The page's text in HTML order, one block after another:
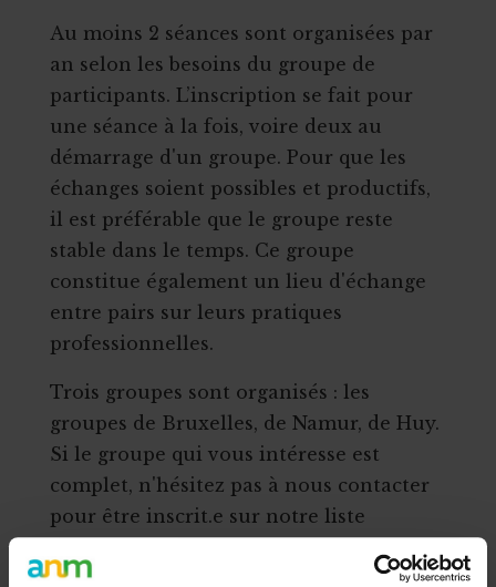
Au moins 2 séances sont organisées par
an selon les besoins du groupe de
participants. L’inscription se fait pour
une séance à la fois, voire deux au
démarrage d'un groupe. Pour que les
échanges soient possibles et productifs,
il est préférable que le groupe reste
stable dans le temps. Ce groupe
constitue également un lieu d'échange
entre pairs sur leurs pratiques
professionnelles.
Trois groupes sont organisés : les
groupes de Bruxelles, de Namur, de Huy.
Si le groupe qui vous intéresse est
complet, n'hésitez pas à nous contacter
pour être inscrit.e sur notre liste